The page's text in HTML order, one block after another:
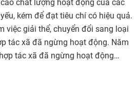
chất lượng hoạt động của các
kém để đạt tiêu chí có hiệu quả.
việc giải thể, chuyển đổi sang loại
tác xã đã ngừng hoạt động. Năm
tác xã đã ngừng hoạt động…